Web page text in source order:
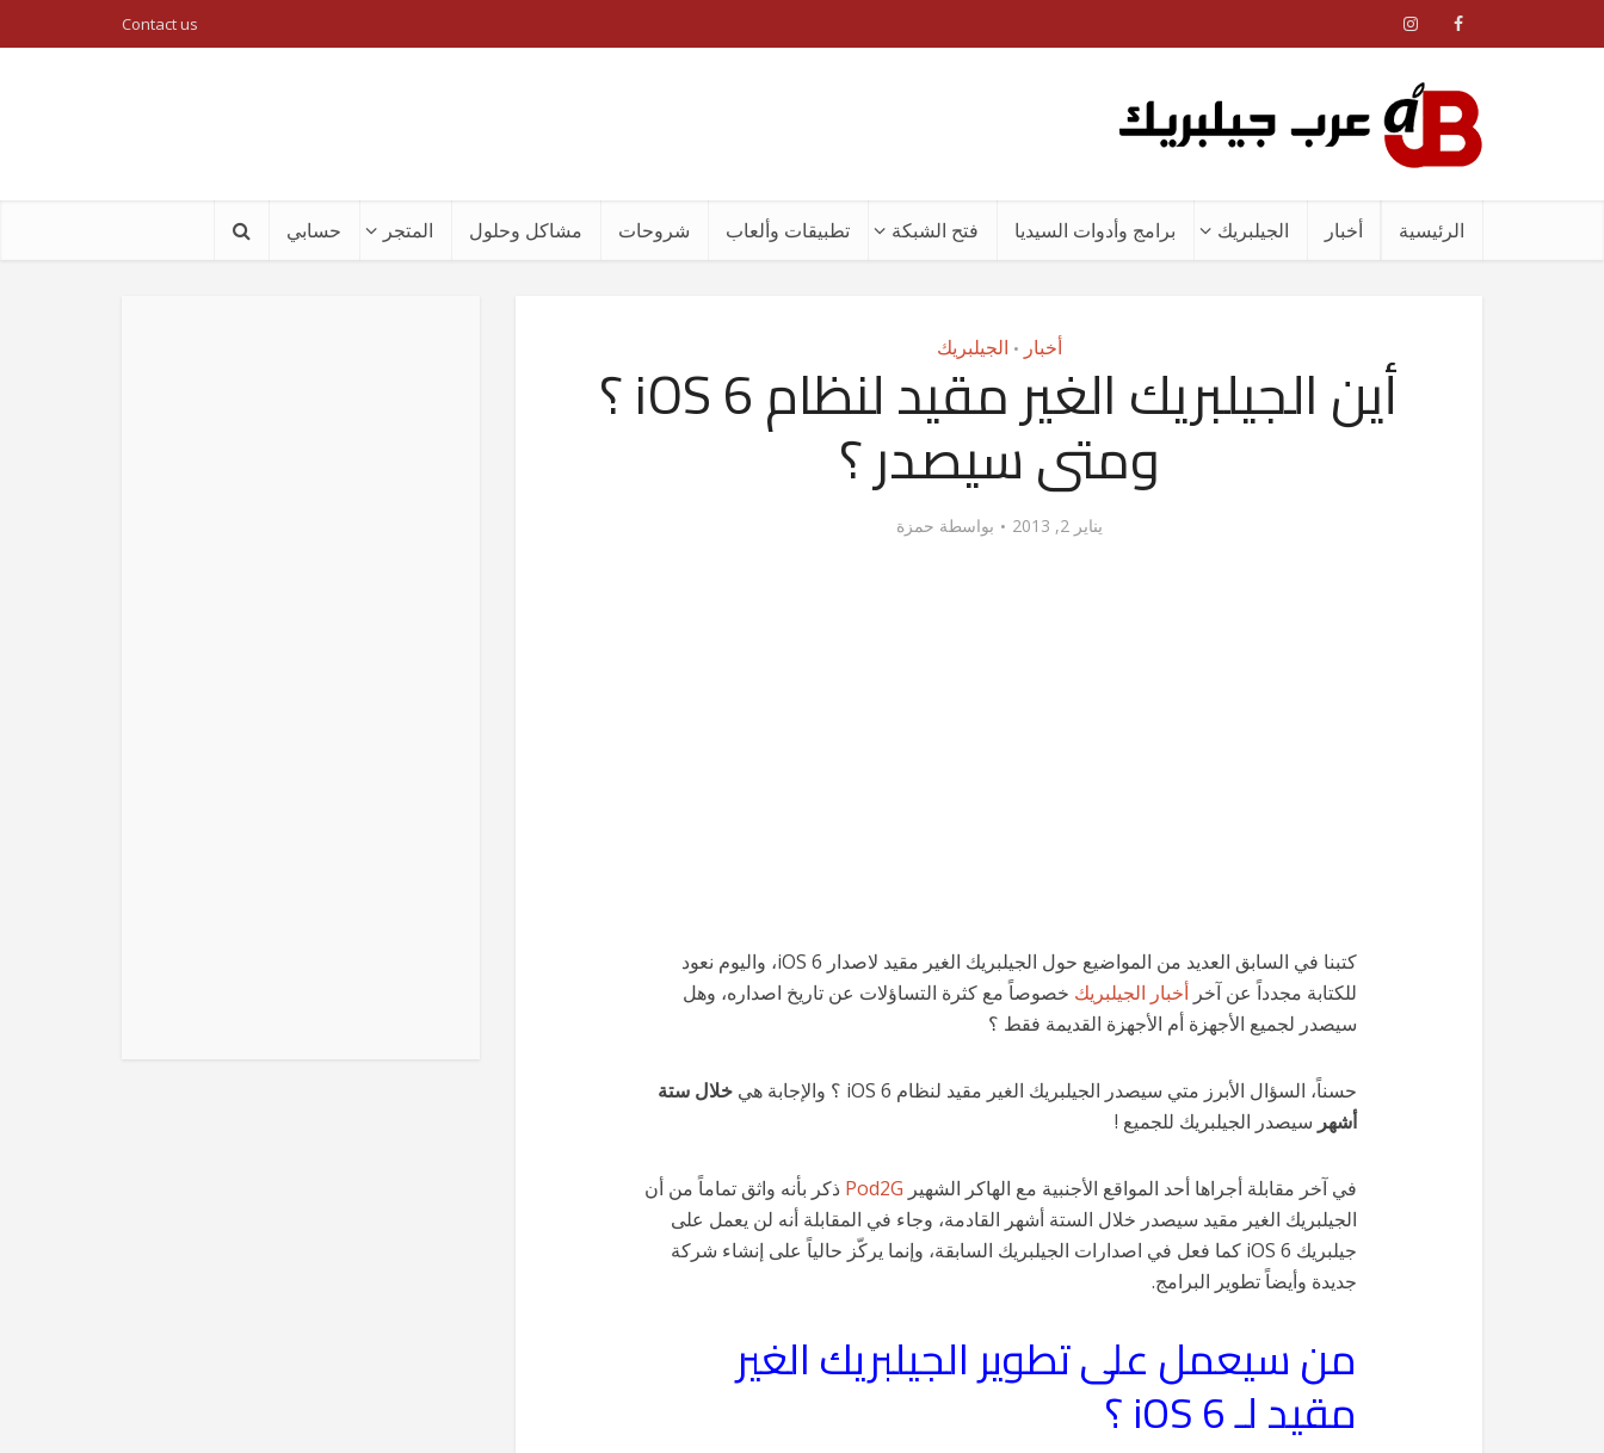
Contact us
الرئيسية أخبار الجيلبريك برامج وأدوات السيديا فتح الشبكة تطبيقات وألعاب شروحات مشاكل وحلول المتجر حسابي
أخبار • الجيلبريك أين الجيلبريك الغير مقيد لنظام iOS 6 ؟
ومتى سيصدر ؟
يناير 2, 2013 بواسطة حمزة
كتبنا في السابق العديد من المواضيع حول الجيلبريك الغير مقيد لاصدار iOS 6، واليوم نعود
للكتابة مجدداً عن آخر أخبار الجيلبريك خصوصاً مع كثرة التساؤلات عن تاريخ اصداره، وهل
سيصدر لجميع الأجهزة أم الأجهزة القديمة فقط ؟
حسناً، السؤال الأبرز متي سيصدر الجيلبريك الغير مقيد لنظام iOS 6 ؟ والإجابة هي
خلال ستة
أشهر سيصدر الجيلبريك للجميع !
في آخر مقابلة أجراها أحد المواقع الأجنبية مع الهاكر الشهير Pod2G ذكر بأنه واثق تماماً من أن
الجيلبريك الغير مقيد سيصدر خلال الستة أشهر القادمة، وجاء في المقابلة أنه لن يعمل على
جيلبريك iOS 6 كما فعل في اصدارات الجيلبريك السابقة، وإنما يركّز حالياً على إنشاء شركة
جديدة وأيضاً تطوير البرامج.
من سيعمل على تطوير الجيلبريك الغير
مقيد لـ iOS 6 ؟